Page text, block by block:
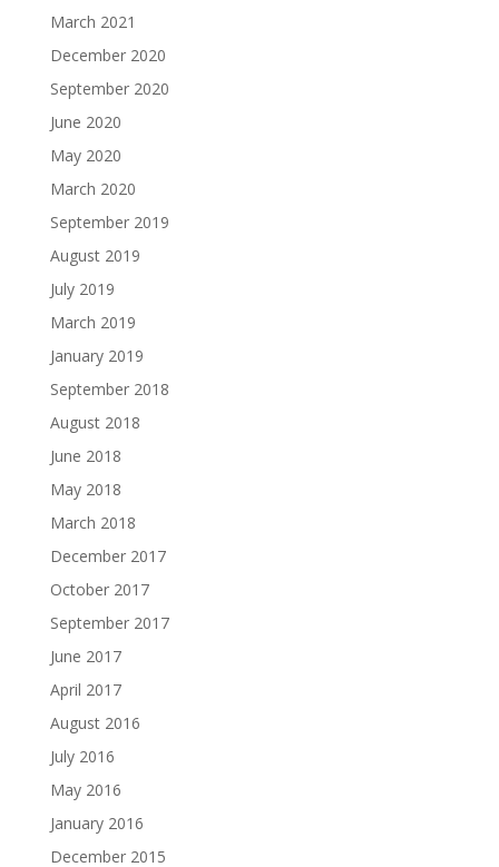
March 2021
December 2020
September 2020
June 2020
May 2020
March 2020
September 2019
August 2019
July 2019
March 2019
January 2019
September 2018
August 2018
June 2018
May 2018
March 2018
December 2017
October 2017
September 2017
June 2017
April 2017
August 2016
July 2016
May 2016
January 2016
December 2015